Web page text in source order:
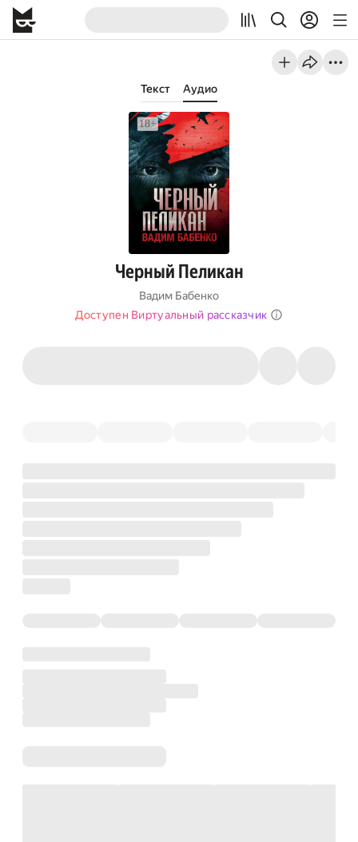
Текст Аудио
Черный Пеликан
Вадим Бабенко
Доступен Виртуальный рассказчик